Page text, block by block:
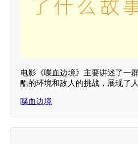
电影《喋血边境》主要讲述了一
酷的环境和敌人的挑战，展现了
喋血边境